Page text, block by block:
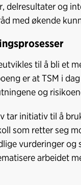
delresultater og
med økende
til å bli et
er at TSM i
og
tar initiativ til å
som retter seg
vurderinger og
arbeidet